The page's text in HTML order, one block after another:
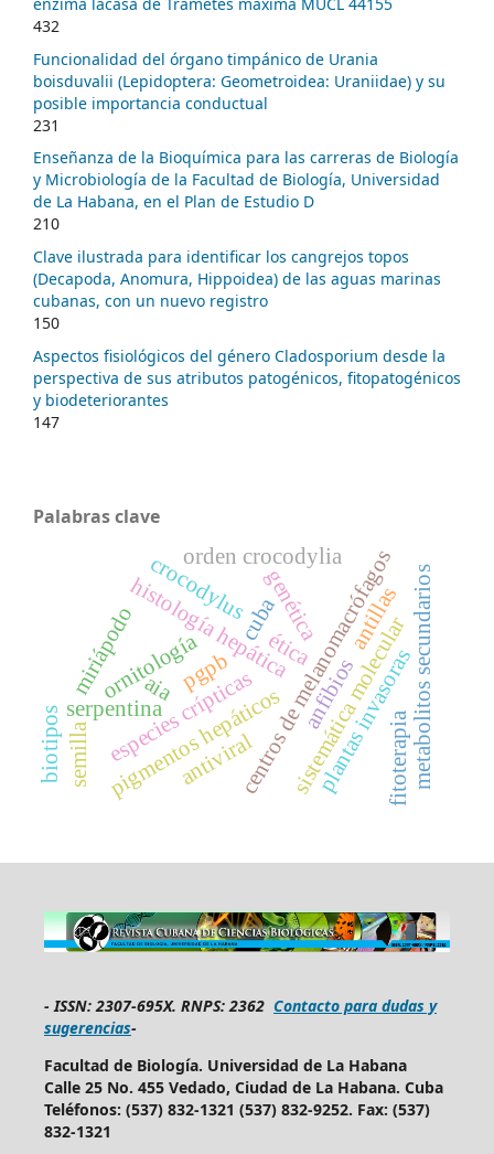
432
Funcionalidad del órgano timpánico de Urania
boisduvalii (Lepidoptera: Geometroidea: Uraniidae) y su
posible importancia conductual
231
Enseñanza de la Bioquímica para las carreras de Biología
y Microbiología de la Facultad de Biología, Universidad
de La Habana, en el Plan de Estudio D
210
Clave ilustrada para identificar los cangrejos topos
(Decapoda, Anomura, Hippoidea) de las aguas marinas
cubanas, con un nuevo registro
150
Aspectos fisiológicos del género Cladosporium desde la
perspectiva de sus atributos patogénicos, fitopatogénicos
y biodeteriorantes
147
Palabras clave
histología hepáticacentros de melanomacrófagos
pigmentos hepáticosanfibios
ornitología
cubagenética
crocodylus
sistemática molecular
especies crípticas
orden crocodylia
plantas invasoras
serpentina
miriápodo antillas
antiviral metabolitos secundarios
fitoterapia
ética
aia
semilla
pgpb
biotipos
- ISSN: 2307-695X. RNPS: 2362 Contacto para dudas y
sugerencias-
Facultad de Biología. Universidad de La Habana
Calle 25 No. 455 Vedado, Ciudad de La Habana. Cuba
Teléfonos: (537) 832-1321 (537) 832-9252. Fax: (537)
832-1321